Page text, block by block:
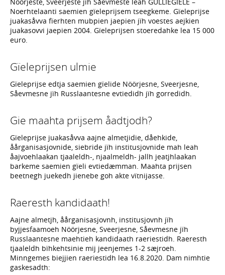
Noerhtelaanti saemien gïeleprijsem tseegkeme. Gïeleprijse
juakasåvva fïerhten mubpien jaepien jïh voestes aejkien
juakasovvi jaepien 2004. Gïeleprijsen stoeredahke lea 15 000
euro.
Gïeleprijsen ulmie
Gïeleprijse edtja saemien gïelide Nöörjesne, Sveerjesne,
Såevmesne jïh Russlaantesne evtiedidh jïh gorredidh.
Gie maahta prijsem åadtjodh?
Gïeleprijse juakasåvva aajne almetjidie, dåehkide,
åårganisasjovnide, siebride jïh institusjovnide mah leah
åajvoehlaakan tjaaleldh-, njaalmeldh- jallh jeatjhlaakan
barkeme saemien gïeli evtiedæmman. Maahta prijsen
beetnegh juekedh jienebe goh akte vïtnijasse.
Raeresth kandidaath!
Aajne almetjh, åårganisasjovnh, institusjovnh jïh
byjjesfaamoeh Nöörjesne, Sveerjesne, Såevmesne jïh
Russlaantesne maehtieh kandidaath raeriestidh. Raeresth
tjaaleldh bïhkehtsinie mij jeenjemes 1-2 sæjroeh.
Minngemes biejjien raeriestidh lea 16.8.2020. Dam nimhtie
gaskesadth: